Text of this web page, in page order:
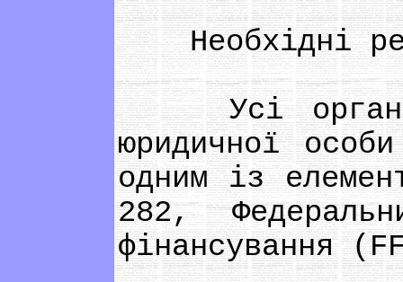
Необхідні
Усі
юридичної
одним із
282,
фінансування